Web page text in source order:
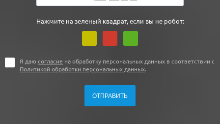
Нажмите на зеленый квадрат, если вы не робот:
Я даю согласие на обработку персональных данных в соответствии с
Политикой обработки персональных данных.